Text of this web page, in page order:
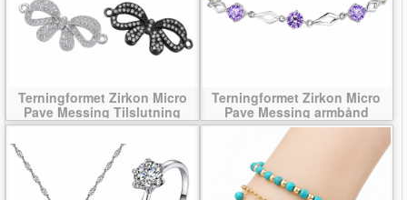
Terningformet Zirkon Micro
Pave Messing Tilslutning
Terningformet Zirkon Micro
Pave Messing armbånd